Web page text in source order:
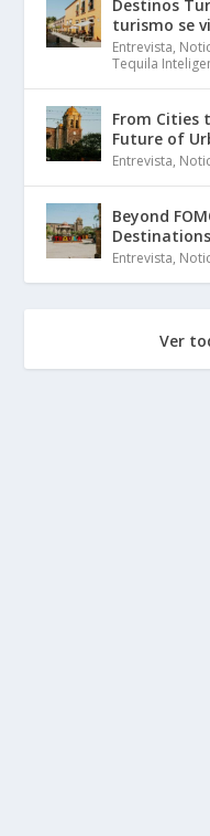
Destinos
turismo se
Entrevista,
Tequila
From Cities
Future of
Entrevista,
Beyond
Destinations
Entrevista,
Ver